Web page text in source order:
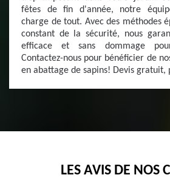
fêtes de fin d'année, notre
charge de tout. Avec des méthodes
constant de la sécurité, nous
efficace et sans dommage
Contactez-nous pour bénéficier de
en abattage de sapins! Devis gratuit,
LES AVIS DE NOS